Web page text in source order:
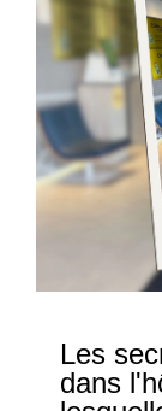
Les
dans